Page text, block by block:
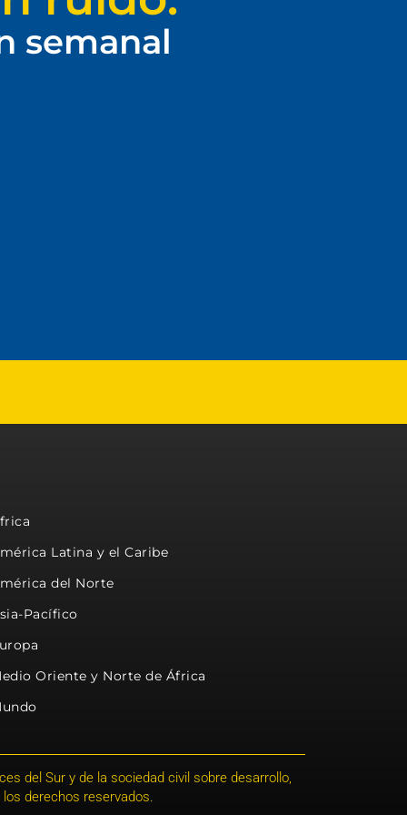
semanal
Latina y el Caribe
del Norte
Pacífico
Oriente y Norte de África
del Sur y de la sociedad civil sobre desarrollo,
derechos reservados.